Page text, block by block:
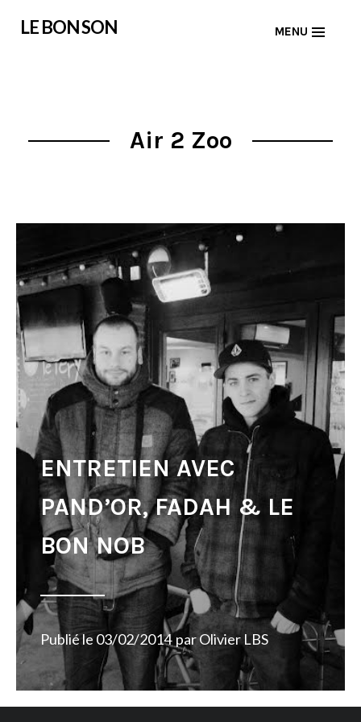
LE BON SON MENU
Air 2 Zoo
ENTRETIEN AVEC
PAND’OR, FADAH & LE
BON NOB
Publié le 03/02/2014 parOlivier LBS